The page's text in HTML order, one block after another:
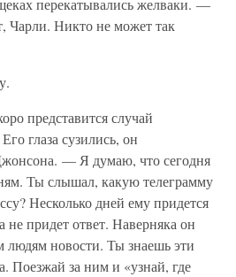
перекатывались желваки. —
Чарли. Никто не может так
представится случай
глаза сузились, он
— Я думаю, что сегодня
Ты слышал, какую телеграмму
Несколько дней ему придется
не придет ответ. Наверняка он
людям новости. Ты знаешь эти
Поезжай за ним и «узнай, где